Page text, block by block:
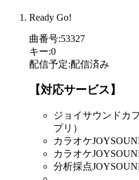
Ready Go!
曲番号:53327
キー:0
配信予定:配信済み
【対応サービス】
ジョイサウンドカ
プリ）
カラオケ
カラオケ
分析採点